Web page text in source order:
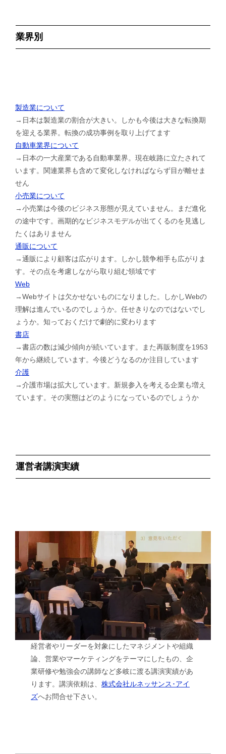
業界別
製造業について
→日本は製造業の割合が大きい。しかも今後は大きな転換期
を迎える業界。転換の成功事例を取り上げてます
自動車業界について
→日本の一大産業である自動車業界。現在岐路に立たされて
います。関連業界も含めて変化しなければならず目が離せま
せん
小売業について
→小売業は今後のビジネス形態が見えていません。まだ進化
の途中です。画期的なビジネスモデルが出てくるのを見逃し
たくはありません
通販について
→通販により顧客は広がります。しかし競争相手も広がりま
す。その点を考慮しながら取り組む領域です
Web
→Webサイトは欠かせないものになりました。しかしWebの
理解は進んでいるのでしょうか。任せきりなのではないでし
ょうか。知っておくだけで劇的に変わります
書店
→書店の数は減少傾向が続いています。また再販制度を1953
年から継続しています。今後どうなるのか注目しています
介護
→介護市場は拡大しています。新規参入を考える企業も増え
ています。その実態はどのようになっているのでしょうか
運営者講演実績
経営者やリーダーを対象にしたマネジメントや組織
論、営業やマーケティングをテーマにしたもの、企
業研修や勉強会の講師など多岐に渡る講演実績があ
ります。講演依頼は、株式会社ルネッサンス･アイ
ズへお問合せ下さい。